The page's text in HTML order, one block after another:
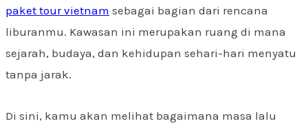
paket tour vietnam sebagai bagian dari rencana
liburanmu. Kawasan ini merupakan ruang di mana
sejarah, budaya, dan kehidupan sehari-hari menyatu
tanpa jarak.
Di sini, kamu akan melihat bagaimana masa lalu